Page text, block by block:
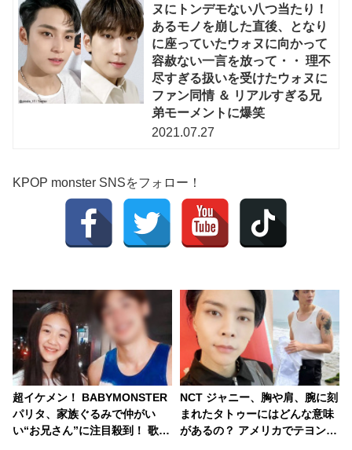
ヌにトンデモない八つ当たり！
あるモノを崩した直後、となり
に座っていたウォヌに向かって
容赦ない一言を放って・・ 理不
尽すぎる扱いを受けたウォヌに
ファン同情 ＆ リアルすぎる兄
弟モーメントに爆笑
2021.07.27
KPOP monster SNSをフォロー！
超イケメン！ BABYMONSTER
パリタ、家族ぐるみで仲がい
い“お兄さん”に注目殺到！ 歌
NCT ジャニー、胸や肩、腕に刻
まれたタトゥーにはどんな意味
があるの？ アメリカでテヨン、